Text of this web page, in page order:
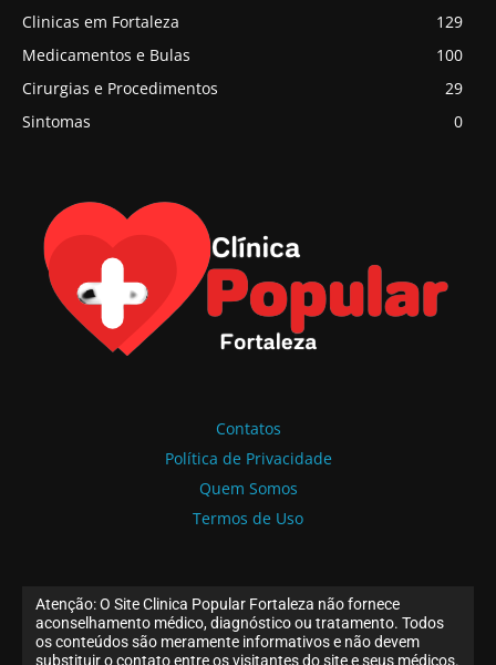
Clinicas em Fortaleza
129
Medicamentos e Bulas
100
Cirurgias e Procedimentos
29
Sintomas
0
Contatos
Política de Privacidade
Quem Somos
Termos de Uso
Atenção: O Site Clinica Popular Fortaleza não fornece
aconselhamento médico, diagnóstico ou tratamento. Todos
os conteúdos são meramente informativos e não devem
substituir o contato entre os visitantes do site e seus médicos.